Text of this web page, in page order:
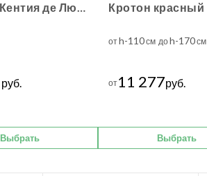
Пальма Кентия де Люкс
руб.
Выбрать
Кротон красный
отh-110см доh-170см
от11 277руб.
Выбрать